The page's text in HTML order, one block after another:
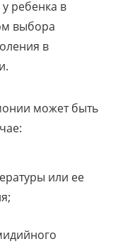
ребенка в
выбора
в
может быть
или ее